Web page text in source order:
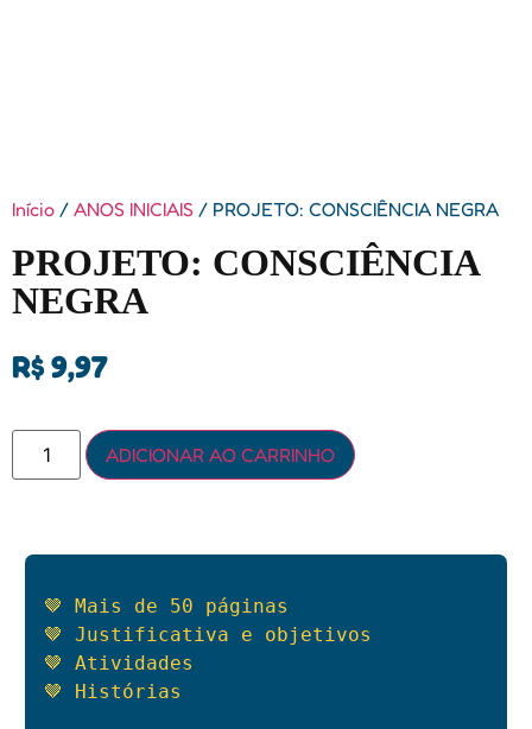
Início / ANOS INICIAIS / PROJETO: CONSCIÊNCIA NEGRA
PROJETO: CONSCIÊNCIA
NEGRA
R$9,97
ADICIONAR AO CARRINHO
🤎 Mais de 50 páginas
🤎 Justificativa e objetivos
🤎 Atividades
🤎 Histórias